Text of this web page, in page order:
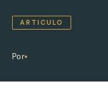
ARTICULO
Por